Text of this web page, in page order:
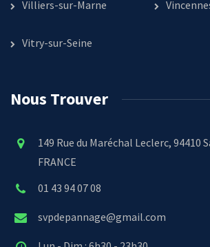
Villiers-sur-Marne
Vitry-sur-Seine
Nous Trouver
149 Rue du Maréchal Leclerc, 94410
FRANCE
01 43 94 07 08
svpdepannage@gmail.com